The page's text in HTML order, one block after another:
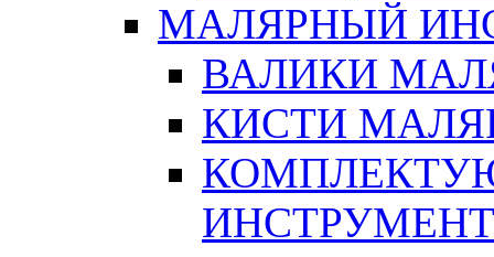
МАЛЯРНЫЙ
ВАЛИКИ
КИСТИ